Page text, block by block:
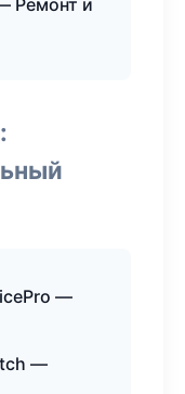
Ремонт и
—
—